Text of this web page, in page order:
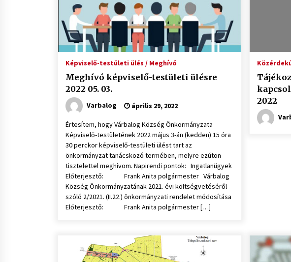
Képviselő-testületi ülés / Meghívó
Meghívó képviselő-testületi ülésre
2022 05. 03.
Varbalog április 29, 2022
Értesítem, hogy Várbalog Község Önkormányzata
Képviselő-testületének 2022 május 3-án (kedden) 15 óra
30 perckor képviselő-testületi ülést tart az
önkormányzat tanácskozó termében, melyre ezúton
tisztelettel meghívom. Napirendi pontok: Ingatlanügyek
Előterjesztő: Frank Anita polgármester Várbalog
Község Önkormányzatának 2021. évi költségvetéséről
szóló 2/2021. (II.22.) önkormányzati rendelet módosítása
Előterjesztő: Frank Anita polgármester […]
2022